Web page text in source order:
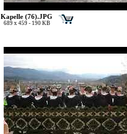
Kapelle (76).JPG
689 x 459 - 190 KB